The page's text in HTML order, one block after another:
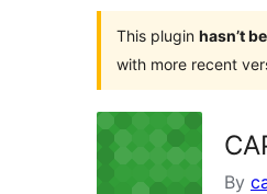
This plugin hasn’t
with more recent
By